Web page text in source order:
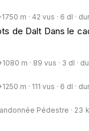
m · 42 vus · 6 dl ·
de Dalt Dans le
m · 89 vus · 3 dl ·
m · 111 vus · 6 dl ·
Pédestre · 23